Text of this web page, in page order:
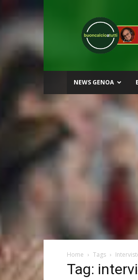
Buon
Calcio
a
Tutti
NEWS GENOA
Home Tags
Tag: